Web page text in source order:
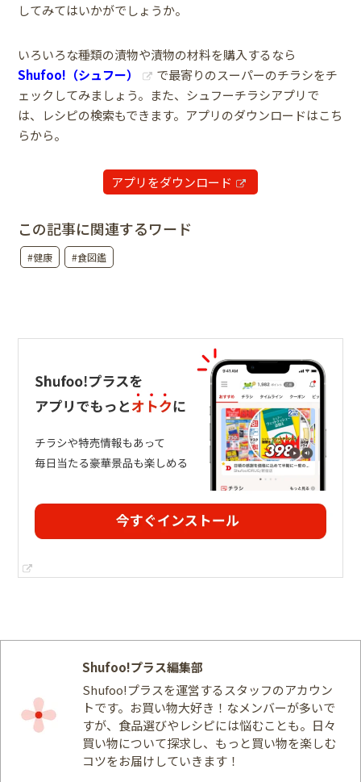
してみてはいかがでしょうか。
いろいろな種類の漬物や漬物の材料を購入するなら
Shufoo!（シュフー）
で最寄りのスーパーのチラシをチ
ェックしてみましょう。また、シュフーチラシアプリで
は、レシピの検索もできます。アプリのダウンロードはこち
らから。
アプリをダウンロード
この記事に関連するワード
#健康 #食図鑑
Shufoo!プラス編集部
Shufoo!プラスを運営するスタッフのアカウン
トです。お買い物大好き！なメンバーが多いで
すが、食品選びやレシピには悩むことも。日々
買い物について探求し、もっと買い物を楽しむ
コツをお届けしていきます！